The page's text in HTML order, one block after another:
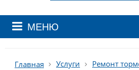
МЕНЮ
Главная Услуги Ремонт